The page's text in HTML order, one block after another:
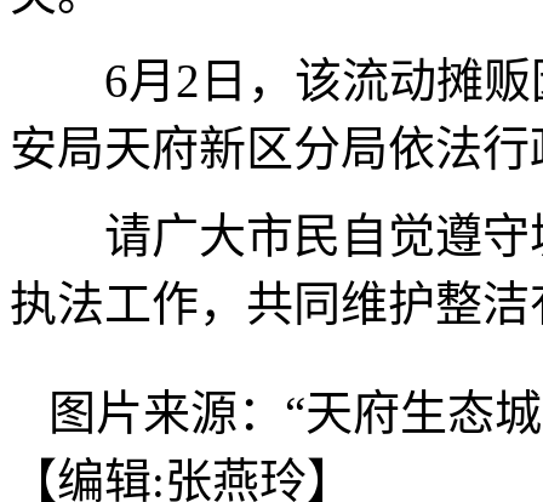
6月2日，该流动摊贩
安局天府新区分局依法
请广大市民自觉遵守
执法工作，共同维护整
图片来源：“天府生态
【编辑:张燕玲】